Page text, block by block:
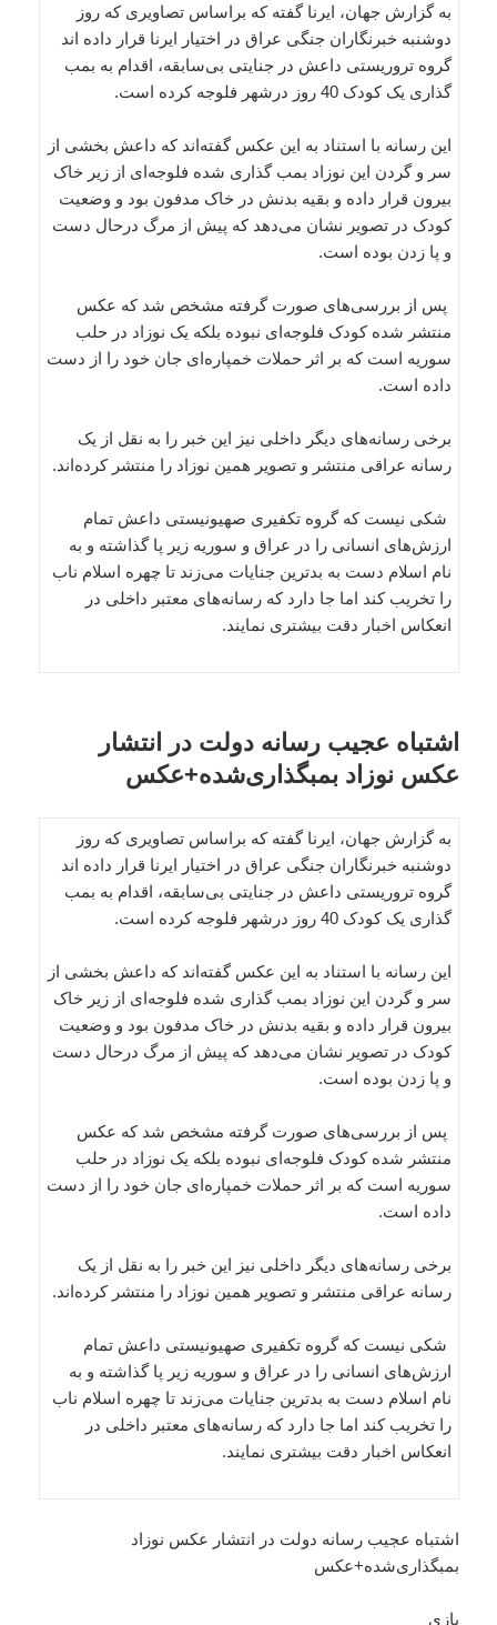
به گزارش جهان، ایرنا گفته که براساس تصاویری که روز
دوشنبه خبرنگاران جنگی عراق در اختیار ایرنا قرار داده اند
گروه تروریستی داعش در جنایتی بی‌سابقه، اقدام به بمب
گذاری یک کودک 40 روز درشهر فلوجه کرده است.
این رسانه با استناد به این عکس گفته‌اند که داعش بخشی از
سر و گردن این نوزاد بمب گذاری شده فلوجه‌ای از زیر خاک
بیرون قرار داده و بقیه بدنش در خاک مدفون بود و وضعیت
کودک در تصویر نشان می‌دهد که پیش از مرگ درحال دست
و پا زدن بوده است.
پس از بررسی‌های صورت گرفته مشخص شد که عکس
منتشر شده کودک فلوجه‌ای نبوده بلکه یک نوزاد در حلب
سوریه است که بر اثر حملات خمپاره‌ای جان خود را از دست
داده است.
برخی رسانه‌های دیگر داخلی نیز این خبر را به نقل از یک
رسانه‌ عراقی منتشر و تصویر همین نوزاد را منتشر کرد‌ه‌اند.
شکی نیست که گروه تکفیری صهیونیستی داعش تمام
ارزش‌های انسانی را در عراق و سوریه زیر پا گذاشته و به
نام اسلام دست به بدترین جنایات می‌زند تا چهره اسلام ناب
را تخریب کند اما جا دارد که رسانه‌های معتبر داخلی در
انعکاس اخبار دقت بیشتری نمایند.
اشتباه عجیب رسانه دولت در انتشار
عکس نوزاد بمبگذاری‌شده+عکس
به گزارش جهان، ایرنا گفته که براساس تصاویری که روز
دوشنبه خبرنگاران جنگی عراق در اختیار ایرنا قرار داده اند
گروه تروریستی داعش در جنایتی بی‌سابقه، اقدام به بمب
گذاری یک کودک 40 روز درشهر فلوجه کرده است.
این رسانه با استناد به این عکس گفته‌اند که داعش بخشی از
سر و گردن این نوزاد بمب گذاری شده فلوجه‌ای از زیر خاک
بیرون قرار داده و بقیه بدنش در خاک مدفون بود و وضعیت
کودک در تصویر نشان می‌دهد که پیش از مرگ درحال دست
و پا زدن بوده است.
پس از بررسی‌های صورت گرفته مشخص شد که عکس
منتشر شده کودک فلوجه‌ای نبوده بلکه یک نوزاد در حلب
سوریه است که بر اثر حملات خمپاره‌ای جان خود را از دست
داده است.
برخی رسانه‌های دیگر داخلی نیز این خبر را به نقل از یک
رسانه‌ عراقی منتشر و تصویر همین نوزاد را منتشر کرد‌ه‌اند.
شکی نیست که گروه تکفیری صهیونیستی داعش تمام
ارزش‌های انسانی را در عراق و سوریه زیر پا گذاشته و به
نام اسلام دست به بدترین جنایات می‌زند تا چهره اسلام ناب
را تخریب کند اما جا دارد که رسانه‌های معتبر داخلی در
انعکاس اخبار دقت بیشتری نمایند.
اشتباه عجیب رسانه دولت در انتشار عکس نوزاد
بمبگذاری‌شده+عکس
بازی